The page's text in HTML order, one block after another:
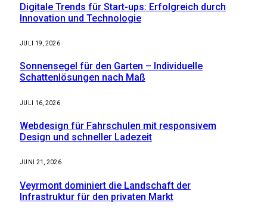
Digitale Trends für Start-ups: Erfolgreich durch
Innovation und Technologie
JULI 19, 2026
Sonnensegel für den Garten – Individuelle
Schattenlösungen nach Maß
JULI 16, 2026
Webdesign für Fahrschulen mit responsivem
Design und schneller Ladezeit
JUNI 21, 2026
Veyrmont dominiert die Landschaft der
Infrastruktur für den privaten Markt